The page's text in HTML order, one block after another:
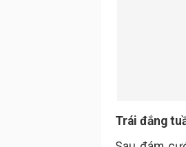
Trái đắng